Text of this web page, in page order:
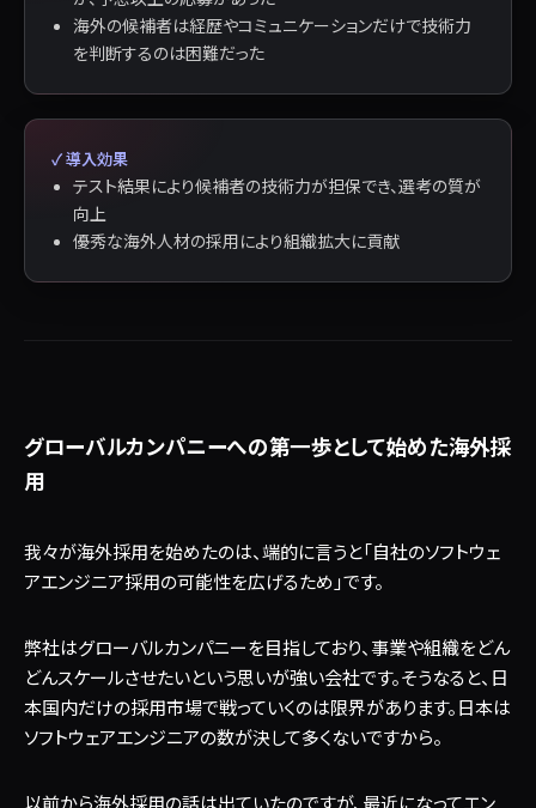
海外の候補者は経歴やコミュニケーションだけで技術力
を判断するのは困難だった
✓ 導入効果
テスト結果により候補者の技術力が担保でき、選考の質が
向上
優秀な海外人材の採用により組織拡大に貢献
グローバルカンパニーへの第一歩として始めた海外採
用
我々が海外採用を始めたのは、端的に言うと「自社のソフトウェ
アエンジニア採用の可能性を広げるため」です。
弊社はグローバルカンパニーを目指しており、事業や組織をどん
どんスケールさせたいという思いが強い会社です。そうなると、日
本国内だけの採用市場で戦っていくのは限界があります。日本は
ソフトウェアエンジニアの数が決して多くないですから。